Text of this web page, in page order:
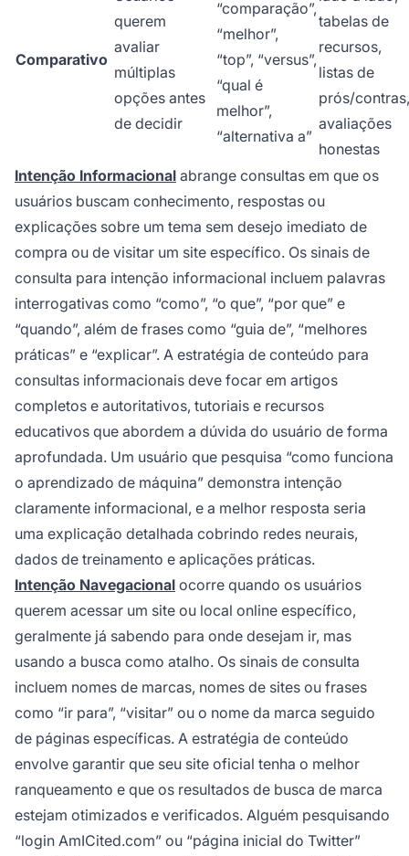
Comparativo
querem
avaliar
múltiplas
opções antes
de decidir
“comparação”,
“melhor”,
“top”, “versus”,
“qual é
melhor”,
“alternativa a”
tabelas de
recursos,
listas de
prós/contras,
avaliações
honestas
Intenção Informacional abrange consultas em que os
usuários buscam conhecimento, respostas ou
explicações sobre um tema sem desejo imediato de
compra ou de visitar um site específico. Os sinais de
consulta para intenção informacional incluem palavras
interrogativas como “como”, “o que”, “por que” e
“quando”, além de frases como “guia de”, “melhores
práticas” e “explicar”. A estratégia de conteúdo para
consultas informacionais deve focar em artigos
completos e autoritativos, tutoriais e recursos
educativos que abordem a dúvida do usuário de forma
aprofundada. Um usuário que pesquisa “como funciona
o aprendizado de máquina” demonstra intenção
claramente informacional, e a melhor resposta seria
uma explicação detalhada cobrindo redes neurais,
dados de treinamento e aplicações práticas.
Intenção Navegacional ocorre quando os usuários
querem acessar um site ou local online específico,
geralmente já sabendo para onde desejam ir, mas
usando a busca como atalho. Os sinais de consulta
incluem nomes de marcas, nomes de sites ou frases
como “ir para”, “visitar” ou o nome da marca seguido
de páginas específicas. A estratégia de conteúdo
envolve garantir que seu site oficial tenha o melhor
ranqueamento e que os resultados de busca de marca
estejam otimizados e verificados. Alguém pesquisando
“login AmICited.com” ou “página inicial do Twitter”